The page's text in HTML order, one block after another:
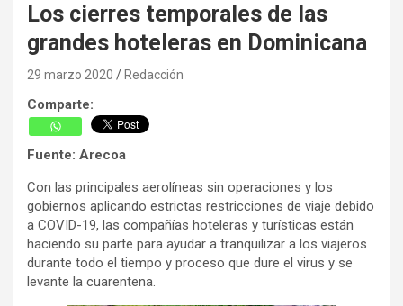
Los cierres temporales de las
grandes hoteleras en Dominicana
29 marzo 2020 Redacción
Comparte:
Fuente: Arecoa
Con las principales aerolíneas sin operaciones y los
gobiernos aplicando estrictas restricciones de viaje debido
a COVID-19, las compañías hoteleras y turísticas están
haciendo su parte para ayudar a tranquilizar a los viajeros
durante todo el tiempo y proceso que dure el virus y se
levante la cuarentena.